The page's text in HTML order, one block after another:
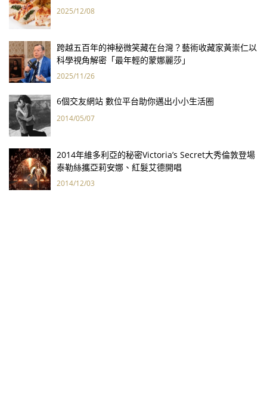
2025/12/08
跨越五百年的神秘微笑藏在台灣？藝術收藏家黃崇仁以
科學視角解密「最年輕的蒙娜麗莎」
2025/11/26
6個交友網站 數位平台助你邁出小小生活圈
2014/05/07
2014年維多利亞的秘密Victoria’s Secret大秀倫敦登場
泰勒絲攜亞莉安娜、紅髮艾德開唱
2014/12/03